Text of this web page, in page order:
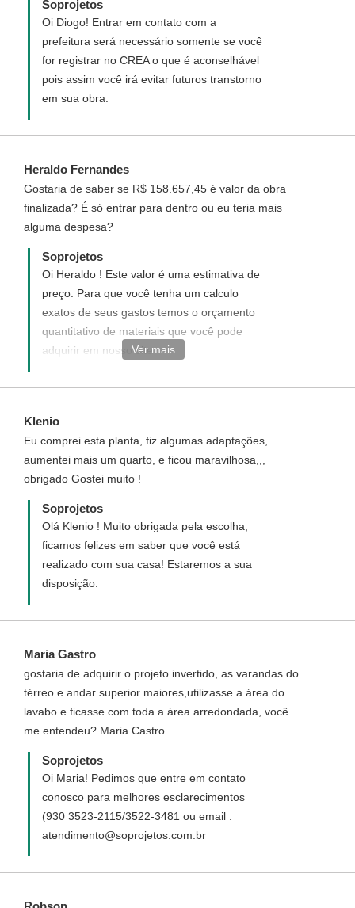
Soprojetos
Oi Diogo! Entrar em contato com a
prefeitura será necessário somente se você
for registrar no CREA o que é aconselhável
pois assim você irá evitar futuros transtorno
em sua obra.
Heraldo Fernandes
Gostaria de saber se R$ 158.657,45 é valor da obra
finalizada? É só entrar para dentro ou eu teria mais
alguma despesa?
Soprojetos
Oi Heraldo ! Este valor é uma estimativa de
preço. Para que você tenha um calculo
exatos de seus gastos temos o orçamento
quantitativo de materiais que você pode
adquirir em nosso siteVer mais
Klenio
Eu comprei esta planta, fiz algumas adaptações,
aumentei mais um quarto, e ficou maravilhosa,,,
obrigado Gostei muito !
Soprojetos
Olá Klenio ! Muito obrigada pela escolha,
ficamos felizes em saber que você está
realizado com sua casa! Estaremos a sua
disposição.
Maria Gastro
gostaria de adquirir o projeto invertido, as varandas do
térreo e andar superior maiores,utilizasse a área do
lavabo e ficasse com toda a área arredondada, você
me entendeu? Maria Castro
Soprojetos
Oi Maria! Pedimos que entre em contato
conosco para melhores esclarecimentos
(930 3523-2115/3522-3481 ou email :
atendimento@soprojetos.com.br